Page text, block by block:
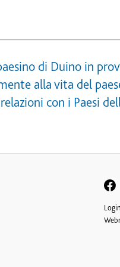
di Duino in
alla vita del
con i Paesi
Login